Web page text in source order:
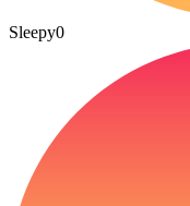
Sleepy0